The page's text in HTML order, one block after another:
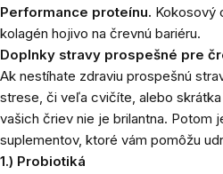
Performance proteínu. Kokosový
kolagén hojivo na črevnú bariéru.
Doplnky stravy prospešné pre
Ak nestíhate zdraviu prospešnú
strese, či veľa cvičíte, alebo
vašich čriev nie je brilantna. Potom
suplementov, ktoré vám pomôžu
1.) Probiotiká